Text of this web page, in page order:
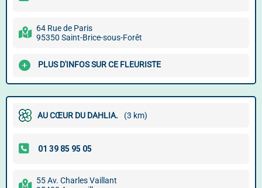
64 Rue de Paris
95350 Saint-Brice-sous-Forêt
PLUS D'INFOS SUR CE FLEURISTE
AU CŒUR DU DAHLIA. (3 km)
55 Av. Charles Vaillant